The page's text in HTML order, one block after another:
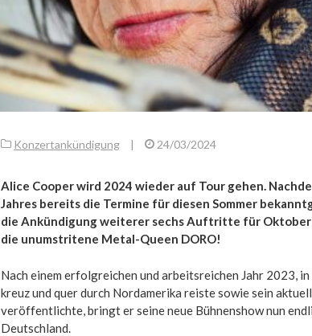
Konzertankündigung | 24/03/2024
Alice Cooper wird 2024 wieder auf Tour gehen.
Jahres bereits die Termine für diesen Sommer
die Ankündigung weiterer sechs Auftritte für Oktober
die unumstritene Metal-Queen DORO!
Nach einem erfolgreichen und arbeitsreichen Jahr 2023,
kreuz und quer durch Nordamerika reiste sowie sein
veröffentlichte, bringt er seine neue Bühnenshow nun
Deutschland.